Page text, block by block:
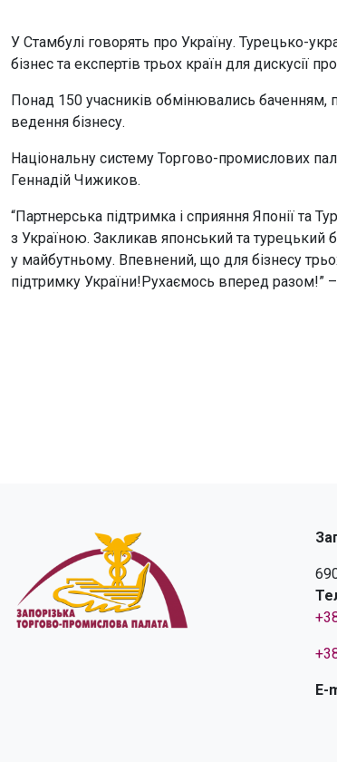
У Стамбулі говорять про Україну. Турецько-
бізнес та експертів трьох країн для дискусії
Понад 150 учасників обмінювались
ведення бізнесу.
Національну систему Торгово-промислових
Геннадій Чижиков.
“Партнерська підтримка і сприяння Японії та
з Україною. Закликав японський та турецький
у майбутньому. Впевнений, що для бізнесу
підтримку України!Рухаємось вперед разом!”
E-